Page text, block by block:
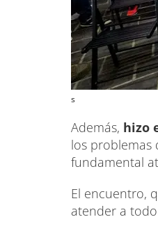
s
Además, hizo
los problemas
fundamental
El encuentro,
atender a